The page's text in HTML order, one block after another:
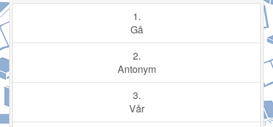
1.
Gå
2.
Antonym
3.
Vår